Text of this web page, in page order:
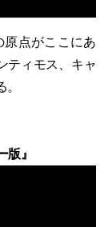
原点がここにあ
ティモス、キャ
版』